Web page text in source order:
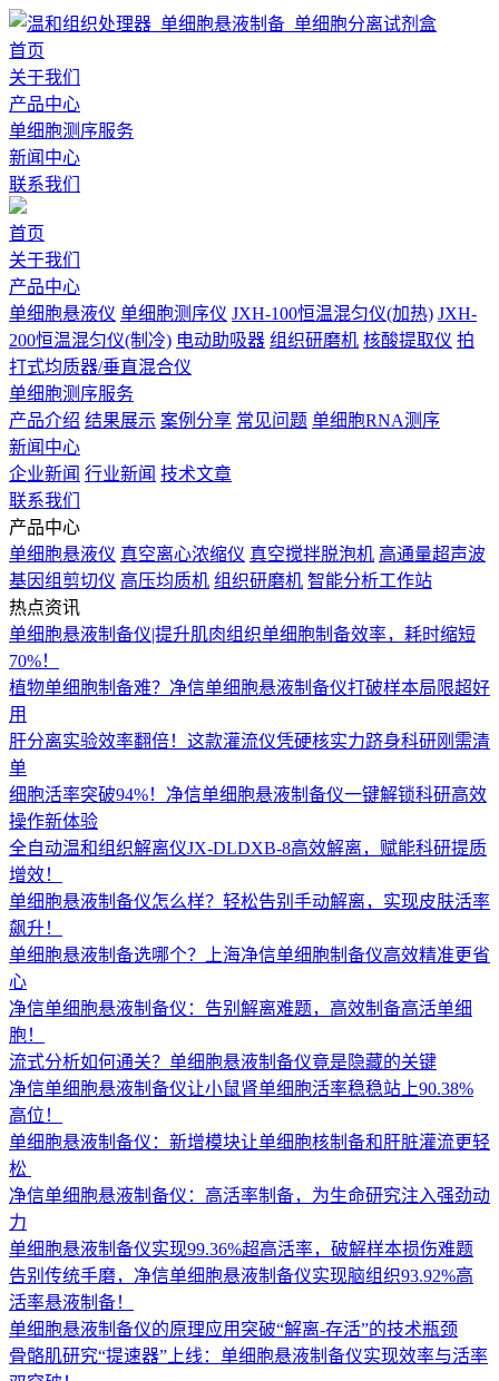
首页
关于我们
产品中心
单细胞测序服务
新闻中心
联系我们
首页
关于我们
产品中心
单细胞悬液仪 单细胞测序仪 JXH-100恒温混匀仪(加热) JXH-
200恒温混匀仪(制冷) 电动助吸器 组织研磨机 核酸提取仪 拍
打式均质器/垂直混合仪
单细胞测序服务
产品介绍 结果展示 案例分享 常见问题 单细胞RNA测序
新闻中心
企业新闻 行业新闻 技术文章
联系我们
产品中心
单细胞悬液仪 真空离心浓缩仪 真空搅拌脱泡机 高通量超声波
基因组剪切仪 高压均质机 组织研磨机 智能分析工作站
热点资讯
单细胞悬液制备仪|提升肌肉组织单细胞制备效率，耗时缩短
70%！
植物单细胞制备难？净信单细胞悬液制备仪打破样本局限超好
用
肝分离实验效率翻倍！这款灌流仪凭硬核实力跻身科研刚需清
单
细胞活率突破94%！净信单细胞悬液制备仪一键解锁科研高效
操作新体验
全自动温和组织解离仪JX-DLDXB-8高效解离，赋能科研提质
增效！
单细胞悬液制备仪怎么样？轻松告别手动解离，实现皮肤活率
飙升！
单细胞悬液制备选哪个？上海净信单细胞制备仪高效精准更省
心
净信单细胞悬液制备仪：告别解离难题，高效制备高活单细
胞！
流式分析如何通关？单细胞悬液制备仪竟是隐藏的关键
净信单细胞悬液制备仪让小鼠肾单细胞活率稳稳站上90.38%
高位！
单细胞悬液制备仪：新增模块让单细胞核制备和肝脏灌流更轻
松 ​
净信单细胞悬液制备仪：高活率制备，为生命研究注入强劲动
力
单细胞悬液制备仪实现99.36%超高活率，破解样本损伤难题
告别传统手磨，净信单细胞悬液制备仪实现脑组织93.92%高
活率悬液制备！
单细胞悬液制备仪的原理应用突破“解离-存活”的技术瓶颈
骨骼肌研究“提速器”上线：单细胞悬液制备仪实现效率与活率